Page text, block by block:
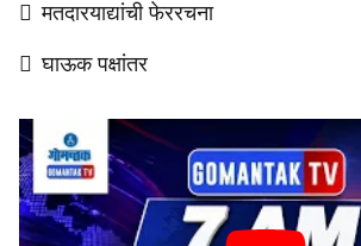
 मतदारयाद्यांची फेररचना
 घाऊक पक्षांतर